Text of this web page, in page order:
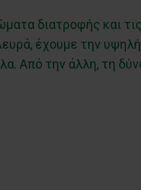
διατροφής και
έχουμε την
Από την άλλη, τη